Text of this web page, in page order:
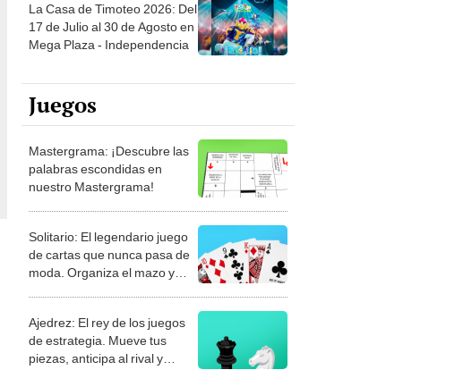
La Casa de Timoteo 2026: Del
17 de Julio al 30 de Agosto en
Mega Plaza - Independencia
Juegos
Mastergrama: ¡Descubre las
palabras escondidas en
nuestro Mastergrama!
Solitario: El legendario juego
de cartas que nunca pasa de
moda. Organiza el mazo y
Ajedrez: El rey de los juegos
de estrategia. Mueve tus
piezas, anticipa al rival y